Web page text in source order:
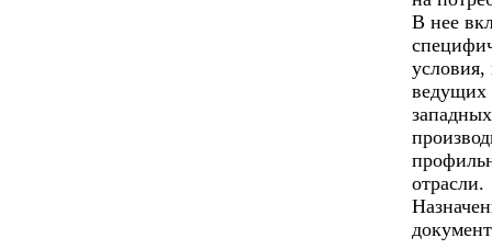
В нее
условия,
ведущих
западных
отрасли.